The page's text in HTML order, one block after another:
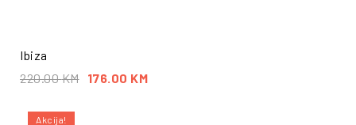
Ibiza
220.00KM 176.00 KM
Akcija!